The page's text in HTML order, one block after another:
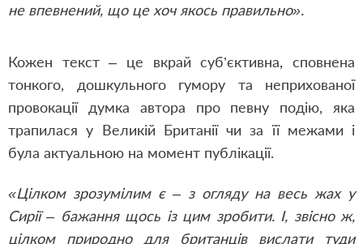
не впевнений, що це хоч якось правильно».
Кожен текст – це вкрай суб’єктивна, сповнена
тонкого, дошкульного гумору та неприхованої
провокації думка автора про певну подію, яка
трапилася у Великій Британії чи за її межами і
була актуальною на момент публікації.
«Цілком зрозумілим є – з огляду на весь жах у
Сирії – бажання щось із цим зробити. І, звісно ж,
цілком природно для британців вислати туди